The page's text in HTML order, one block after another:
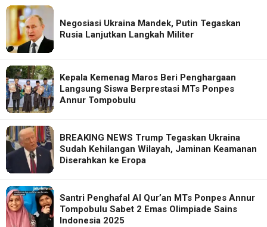
Negosiasi Ukraina Mandek, Putin Tegaskan
Rusia Lanjutkan Langkah Militer
Kepala Kemenag Maros Beri Penghargaan
Langsung Siswa Berprestasi MTs Ponpes
Annur Tompobulu
BREAKING NEWS Trump Tegaskan Ukraina
Sudah Kehilangan Wilayah, Jaminan Keamanan
Diserahkan ke Eropa
Santri Penghafal Al Qur’an MTs Ponpes Annur
Tompobulu Sabet 2 Emas Olimpiade Sains
Indonesia 2025